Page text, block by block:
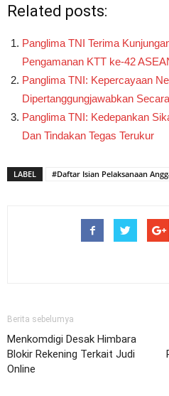
Related posts:
Panglima TNI Terima
Pengamanan KTT ke-42
Panglima TNI: Kepercayaan
Dipertanggungjawabkan
Panglima TNI: Kedepankan
Dan Tindakan Tegas Terukur
LABEL #Daftar Isian Pelaksanaan
Berita sebelumya
Menkomdigi Desak Himbara
Blokir Rekening Terkait Judi
Online